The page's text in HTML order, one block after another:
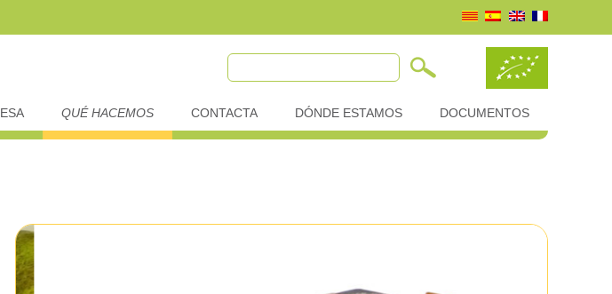
QUÉ HACEMOS CONTACTA DÓNDE ESTAMOS DOCUMENTOS